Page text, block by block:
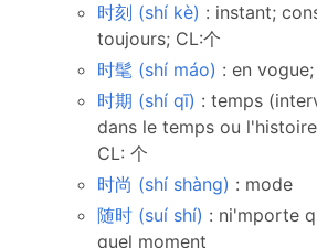
时刻 (shí kè) : instant;
toujours; CL:个
时髦 (shí máo) : en
时期 (shí qī) : temps
dans le temps ou
CL: 个
时尚 (shí shàng) : mode
随时 (suí shí) : ni'mporte
quel moment